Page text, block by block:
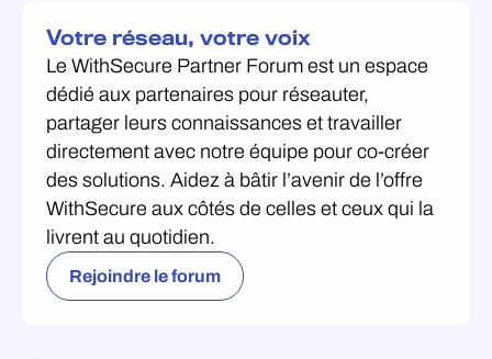
Votre réseau, votre voix
Le WithSecure Partner Forum est un espace
dédié aux partenaires pour réseauter,
partager leurs connaissances et travailler
directement avec notre équipe pour co-créer
des solutions. Aidez à bâtir l’avenir de l’offre
WithSecure aux côtés de celles et ceux qui la
livrent au quotidien.
Rejoindre le forum